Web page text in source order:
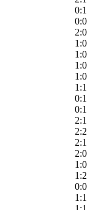
0:1
0:0
2:0
1:0
1:0
1:0
1:0
1:1
0:1
0:1
2:1
2:2
2:1
2:0
1:0
1:2
0:0
1:1